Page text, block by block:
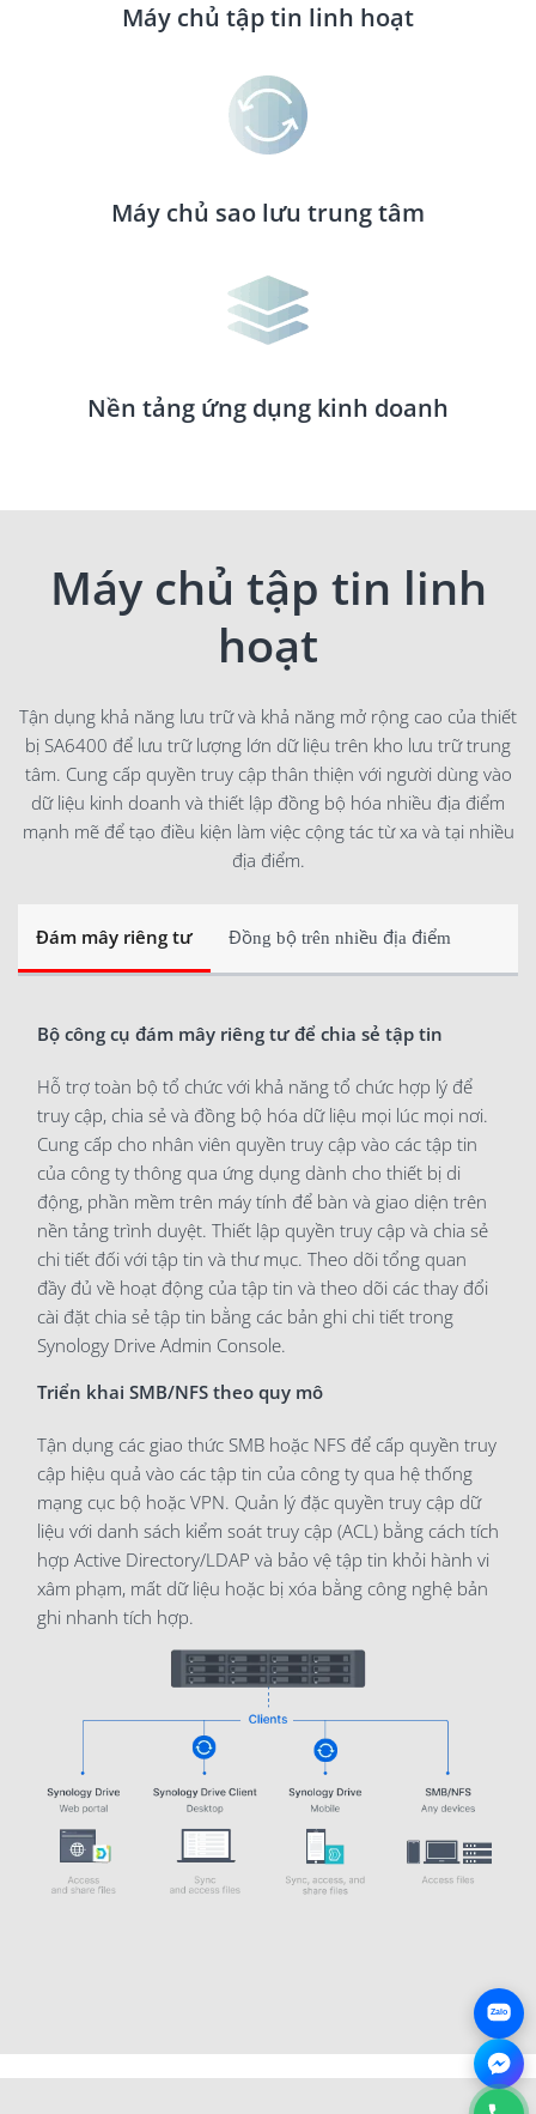
Máy chủ tập tin linh hoạt
Máy chủ sao lưu trung tâm
Nền tảng ứng dụng kinh doanh
Máy chủ tập tin linh
hoạt
Tận dụng khả năng lưu trữ và khả năng mở rộng cao của thiết
bị SA6400 để lưu trữ lượng lớn dữ liệu trên kho lưu trữ trung
tâm. Cung cấp quyền truy cập thân thiện với người dùng vào
dữ liệu kinh doanh và thiết lập đồng bộ hóa nhiều địa điểm
mạnh mẽ để tạo điều kiện làm việc cộng tác từ xa và tại nhiều
địa điểm.
Đám mây riêng tư Đồng bộ trên nhiều địa điểm
Bộ công cụ đám mây riêng tư để chia sẻ tập tin
Hỗ trợ toàn bộ tổ chức với khả năng tổ chức hợp lý để
truy cập, chia sẻ và đồng bộ hóa dữ liệu mọi lúc mọi nơi.
Cung cấp cho nhân viên quyền truy cập vào các tập tin
của công ty thông qua ứng dụng dành cho thiết bị di
động, phần mềm trên máy tính để bàn và giao diện trên
nền tảng trình duyệt. Thiết lập quyền truy cập và chia sẻ
chi tiết đối với tập tin và thư mục. Theo dõi tổng quan
đầy đủ về hoạt động của tập tin và theo dõi các thay đổi
cài đặt chia sẻ tập tin bằng các bản ghi chi tiết trong
Synology Drive Admin Console.
Triển khai SMB/NFS theo quy mô
Tận dụng các giao thức SMB hoặc NFS để cấp quyền truy
cập hiệu quả vào các tập tin của công ty qua hệ thống
mạng cục bộ hoặc VPN. Quản lý đặc quyền truy cập dữ
liệu với danh sách kiểm soát truy cập (ACL) bằng cách tích
hợp Active Directory/LDAP và bảo vệ tập tin khỏi hành vi
xâm phạm, mất dữ liệu hoặc bị xóa bằng công nghệ bản
ghi nhanh tích hợp.
Zalo